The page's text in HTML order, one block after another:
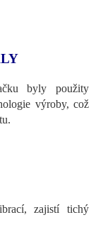
byly použity
výroby, což
zajistí tichý